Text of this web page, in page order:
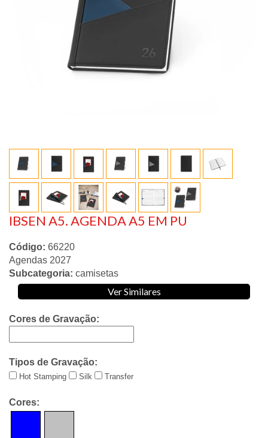
IBSEN A5. AGENDA A5 EM PU
Código: 66220
Agendas 2027
Subcategoria: camisetas
Ver Similares
Cores de Gravação:
Tipos de Gravação:
Hot Stamping Silk Transfer
Cores: